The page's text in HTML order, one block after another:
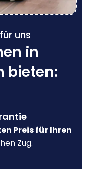
uns
in
bieten:
Preis für Ihren
Zug.